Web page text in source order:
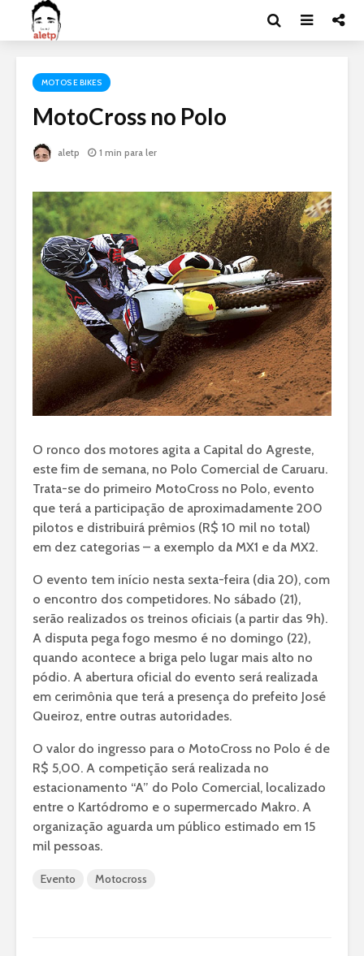
MOTOS E BIKES
MotoCross no Polo
aletp 1 min para ler
O ronco dos motores agita a Capital do Agreste,
este fim de semana, no Polo Comercial de Caruaru.
Trata-se do primeiro MotoCross no Polo, evento
que terá a participação de aproximadamente 200
pilotos e distribuirá prêmios (R$ 10 mil no total)
em dez categorias – a exemplo da MX1 e da MX2.
O evento tem início nesta sexta-feira (dia 20), com
o encontro dos competidores. No sábado (21),
serão realizados os treinos oficiais (a partir das 9h).
A disputa pega fogo mesmo é no domingo (22),
quando acontece a briga pelo lugar mais alto no
pódio. A abertura oficial do evento será realizada
em cerimônia que terá a presença do prefeito José
Queiroz, entre outras autoridades.
O valor do ingresso para o MotoCross no Polo é de
R$ 5,00. A competição será realizada no
estacionamento “A” do Polo Comercial, localizado
entre o Kartódromo e o supermercado Makro. A
organização aguarda um público estimado em 15
mil pessoas.
Evento Motocross